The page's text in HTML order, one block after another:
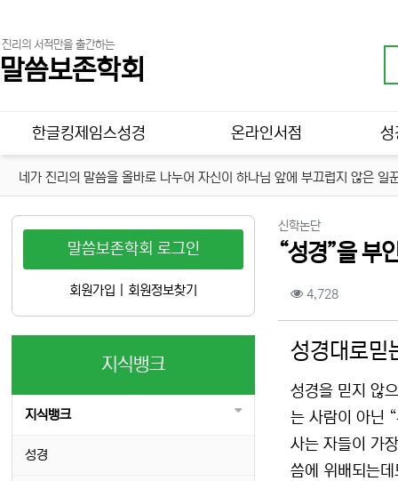
진리의 서적만을 출간하는
말씀보존학회
메인 메뉴
한글킹제임스성경 온라인서점 성
네가 진리의 말씀을 올바로 나누어 자신이 하나님 앞에 부끄럽지 않은
신학논단분류
“성경”을 부
컨텐츠 정보
4,728조회
성경대로믿
성경을 믿지 않
는 사람이 아닌
사는 자들이 가
씀에 위배되는
말씀보존학회 로그인
회원가입 회원정보찾기
지식뱅크
지식뱅크
성경